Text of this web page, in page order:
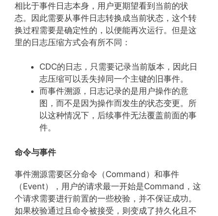
相比于事件日志本身，用户更期望看到当前的状
态。因此需要从事件日志转换成当前状态，这个转
换过程需要是确定性的，以便能再次运行。但是这
里的日志压缩方式会有所不同：
CDC的日志，只需要记录当前版本，因此日
志压缩可以丢失掉同一个主键的旧事件。
而事件溯源，日志记录的是用户操作的意
图，而不是因为操作而发生的状态变更。所
以这种情况下，后续事件无法覆盖前面的事
件。
命令与事件
事件溯源需要区分命令（Command）和事件
（Event），用户的请求最一开始是Command，这
个请求需要进行前置的一些校验，并不保证成功。
如果校验通过且命令被接受，则变成了持久化且不